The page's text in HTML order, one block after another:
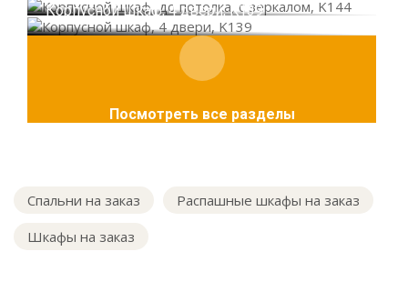
Корпусной шкаф, 4 двери, K139
Посмотреть все разделы
Спальни на заказ
Распашные шкафы на заказ
Шкафы на заказ